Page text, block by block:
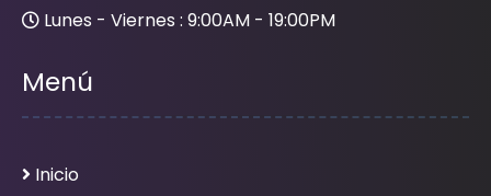
Lunes - Viernes : 9:00AM - 19:00PM
Menú
Inicio